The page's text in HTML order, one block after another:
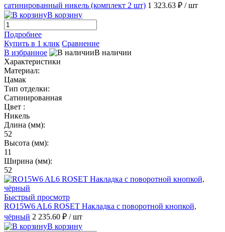
сатинированный никель (комплект 2 шт) 1 323.63 ₽ / шт
В корзину
Подробнее
Купить в 1 клик Сравнение
В избранное
В наличии
Характеристики
Материал:
Цамак
Тип отделки:
Сатинированная
Цвет :
Никель
Длина (мм):
52
Высота (мм):
11
Ширина (мм):
52
Быстрый просмотр
RO15W6 AL6 ROSET Накладка с поворотной кнопкой,
чёрный 2 235.60 ₽ / шт
В корзину